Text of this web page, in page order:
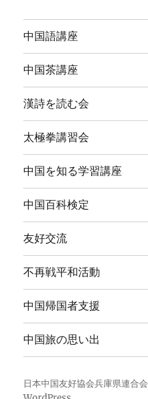
中国語講座
中国茶講座
漢詩を読む会
太極拳講習会
中国を知る学習講座
中国百科検定
友好交流
不再戦平和活動
中国帰国者支援
中国旅の思い出
日本中国友好協会兵庫県連合会